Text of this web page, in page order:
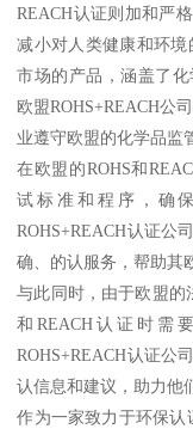
REACH认证则加和严
减小对人类健康和环境
市场的产品，涵盖了
欧盟ROHS+REACH公
业遵守欧盟的化学品监
在欧盟的ROHS和
试标准和程序，确
ROHS+REACH认证公
确、的认服务，帮助其
与此同时，由于欧盟的
和REACH认证时需
ROHS+REACH认证公
认信息和建议，助力他
作为一家致力于环保认